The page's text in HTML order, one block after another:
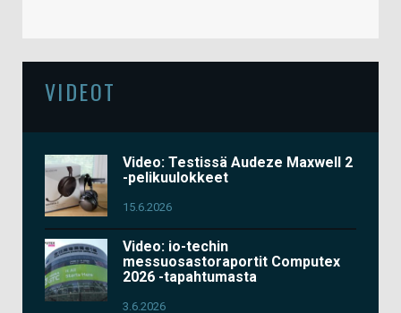
VIDEOT
Video: Testissä Audeze Maxwell 2
-pelikuulokkeet
15.6.2026
Video: io-techin
messuosastoraportit Computex
2026 -tapahtumasta
3.6.2026